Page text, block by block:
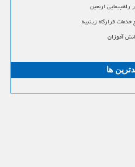
اربعین
آموزان
ها